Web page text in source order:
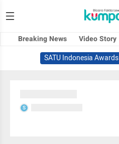
Breaking News Video Story
SATU Indonesia Awards
S